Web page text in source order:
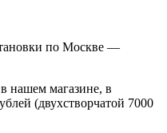
по Москве —
нашем магазине, в
(двухстворчатой 7000